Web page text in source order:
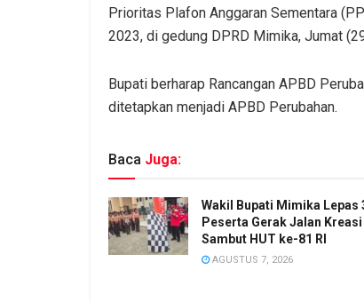
Prioritas Plafon Anggaran Sementara
2023, di gedung DPRD Mimika, Jumat
Bupati berharap Rancangan APBD
ditetapkan menjadi APBD Perubahan.
Baca Juga:
Wakil Bupati Mimika Lepas
Peserta Gerak Jalan
Sambut HUT ke-81 RI
AGUSTUS 7, 2026